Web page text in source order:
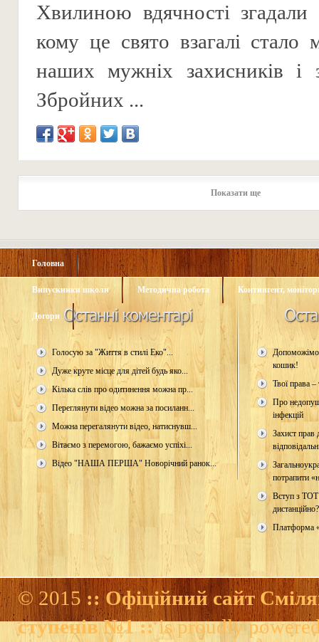
Хвилиною вдячності згадали
кому це свято взагалі
наших мужніх захисників і
Збройних ...
Показати ще
Головна
Випускники школи Методична робота Контингент,
Догори
Голосую за "Життя в стилі Еко"...
Дуже круте місце для дітей будь яко...
Кілька слів про одитинення можна пр...
Переглянути відео можна за посиланн...
Можна перегалянути відео, натиснувш...
Вітаємо з перемогою, бажаємо успіхі...
Відео "НАША ПЕРША" Новорічний ранок...
Допоможімо
кошик!
Твої права –
Про
інфекцій
Захист прав
потрапити
Вступ з
дистанційно?
Платформа
© 2015:: Офіційний сайт
ступенів №1 ::is proudly